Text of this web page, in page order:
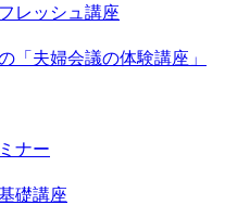
レッシュ講座
「夫婦会議の体験講座」
ナー
礎講座